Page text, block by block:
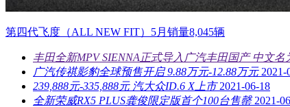
第四代飞度（ALL NEW FIT）5月销量8,045辆
丰田全新MPV SIENNA正式导入广汽丰田国产 中文名
广汽传祺影豹全球预售开启 9.88万元-12.88万元 2021-
239,888元-335,888元 汽大众ID.6 X上市 2021-06-18
全新荣威RX5 PLUS龚俊限定版首个100台售罄 2021-